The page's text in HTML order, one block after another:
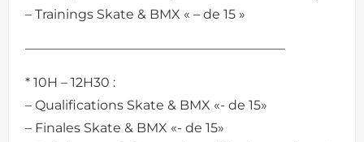
– Trainings Skate & BMX « – de 15 »
————————————————————
* 10H – 12H30 :
– Qualifications Skate & BMX «- de 15»
– Finales Skate & BMX «- de 15»